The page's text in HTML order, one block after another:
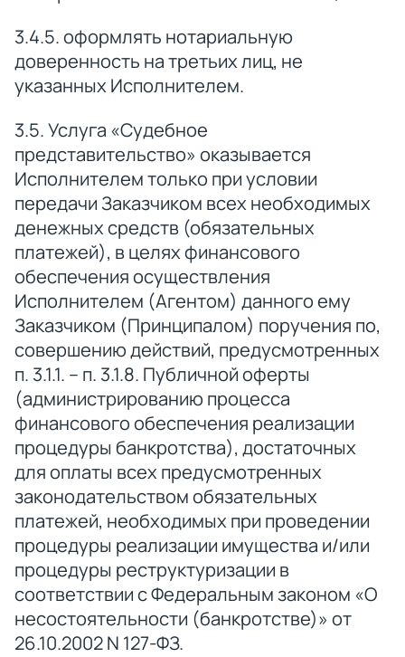
3.4.5. оформлять нотариальную
доверенность на третьих лиц, не
указанных Исполнителем.
3.5. Услуга «Судебное
представительство» оказывается
Исполнителем только при условии
передачи Заказчиком всех необходимых
денежных средств (обязательных
платежей), в целях финансового
обеспечения осуществления
Исполнителем (Агентом) данного ему
Заказчиком (Принципалом) поручения по,
совершению действий, предусмотренных
п. 3.1.1. – п. 3.1.8. Публичной оферты
(администрированию процесса
финансового обеспечения реализации
процедуры банкротства), достаточных
для оплаты всех предусмотренных
законодательством обязательных
платежей, необходимых при проведении
процедуры реализации имущества и/или
процедуры реструктуризации в
соответствии с Федеральным законом «О
несостоятельности (банкротстве)» от
26.10.2002 N 127-ФЗ.